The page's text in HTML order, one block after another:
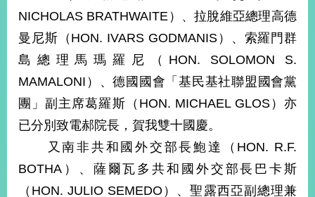
國
家
與
地
區
國
播
NICHOLAS BRATHWAITE）、拉脫維亞總理高德
曼尼斯（HON. IVARS GODMANIS）、索羅門群
島總理馬瑪羅尼（HON. SOLOMON S.
MAMALONI）、德國國會「基民基社聯盟國會黨
團」副主席葛羅斯（HON. MICHAEL GLOS）亦
已分別致電郝院長，賀我雙十國慶。
又南非共和國外交部長鮑達（HON. R.F.
BOTHA）、薩爾瓦多共和國外交部長巴卡斯
（HON. JULIO SEMEDO）、聖露西亞副總理兼